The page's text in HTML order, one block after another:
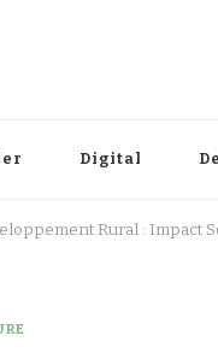
Digital
Rural : Impact